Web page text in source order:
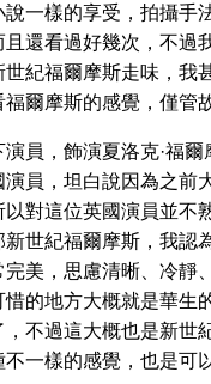
一樣的享受，拍攝手
還看過好幾次，不過
紀福爾摩斯走味，我
爾摩斯的感覺，僅管
員，飾演夏洛克·福爾
員，坦白說因為之前
對這位英國演員並不
世紀福爾摩斯，我認
美，思慮清晰、冷靜
惜的地方大概就是華生
不過這大概也是新世
一樣的感覺，也是可